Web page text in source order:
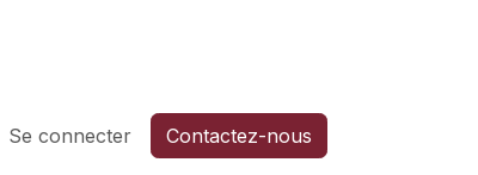
Se connecter Contactez-nous